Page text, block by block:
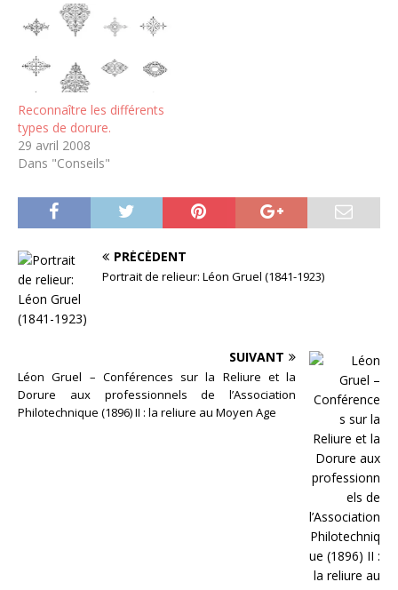
Reconnaître les différents
types de dorure.
29 avril 2008
Dans "Conseils"
PRÉCÉDENT
Portrait de relieur: Léon Gruel (1841-1923)
SUIVANT
Léon Gruel – Conférences sur la Reliure et la
Dorure aux professionnels de l’Association
Philotechnique (1896) II : la reliure au Moyen Age